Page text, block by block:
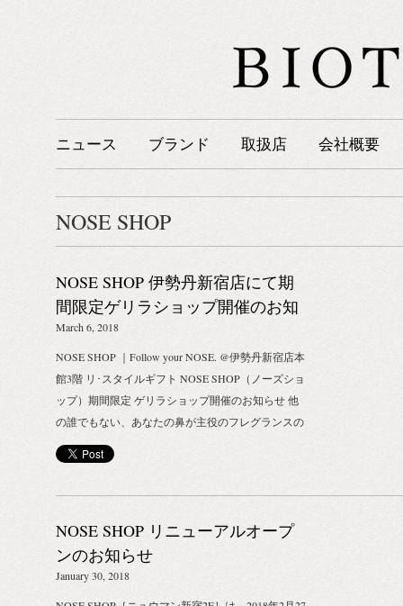
ニュース ブランド 取扱店 会社概要
NOSE SHOP
NOSE SHOP 伊勢丹新宿店にて期
間限定ゲリラショップ開催のお知
らせ
March 6, 2018
NOSE SHOP ｜Follow your NOSE. @伊勢丹新宿店本
館3階 リ･スタイルギフト NOSE SHOP（ノーズショ
ップ）期間限定 ゲリラショップ開催のお知らせ 他
の誰でもない、あなたの鼻が主役のフレグランスの
お店「NOSE SHOP（ノーズショップ）」は、3月7
日（水）～20日（火）の期間限定で、「伊勢丹新宿
店本館」3階のリ・スタイルギフトにてゲリラショ
ップをオープンします。 NOSE SHOP（ノーズショ
ップ）とは、昨年8月に東京の新たな香りの名所と
してニュウマン新宿に第1号店をオープンした
BIOTOPE INC.（ビオトープインク）が運営する、
フレグランスのセレクトショップ。 香りの世界がも
NOSE SHOP リニューアルオープ
ンのお知らせ
January 30, 2018